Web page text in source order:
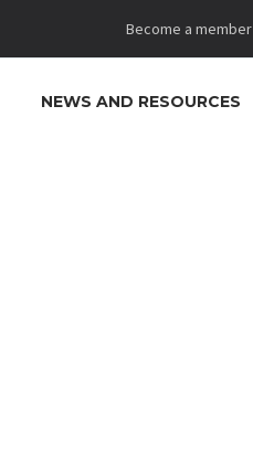
Become a member
NEWS AND RESOURCES